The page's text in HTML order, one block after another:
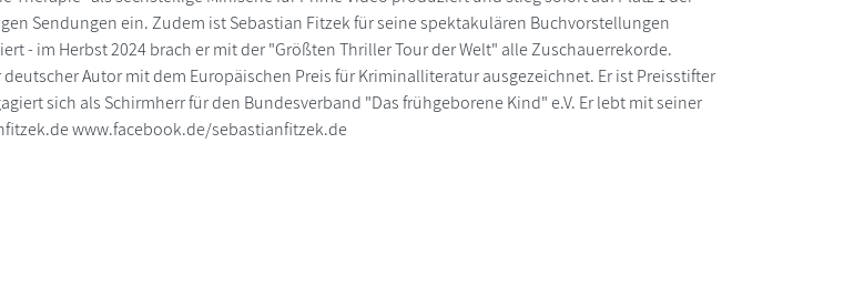
Sendungen ein. Zudem ist Sebastian Fitzek für seine spektakulären Buchvorstellungen
- im Herbst 2024 brach er mit der "Größten Thriller Tour der Welt" alle Zuschauerrekorde.
Autor mit dem Europäischen Preis für Kriminalliteratur ausgezeichnet. Er ist Preisstifter
sich als Schirmherr für den Bundesverband "Das frühgeborene Kind" e.V. Er lebt mit seiner
www.facebook.de/sebastianfitzek.de